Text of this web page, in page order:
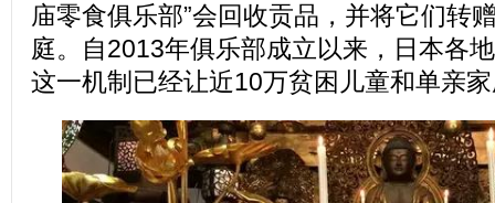
庙零食俱乐部”会回收贡品，并将它们转
庭。自2013年俱乐部成立以来，日本各
这一机制已经让近10万贫困儿童和单亲